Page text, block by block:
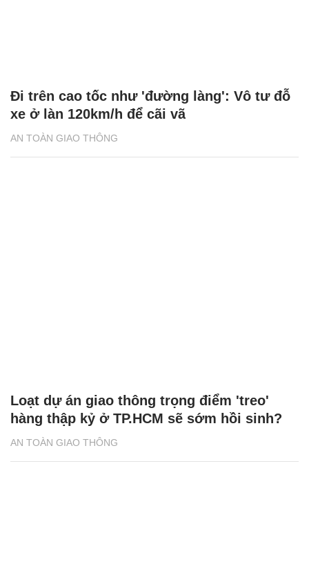
AN TOÀN GIAO THÔNG
Đi trên cao tốc như 'đường làng': Vô tư đỗ
xe ở làn 120km/h để cãi vã
AN TOÀN GIAO THÔNG
Loạt dự án giao thông trọng điểm 'treo'
hàng thập kỷ ở TP.HCM sẽ sớm hồi sinh?